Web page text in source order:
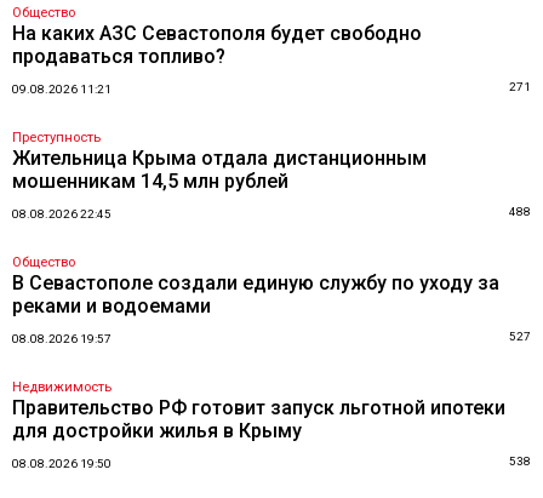
Общество
На каких АЗС Севастополя будет свободно
продаваться топливо?
09.08.2026 11:21 271
Преступность
Жительница Крыма отдала дистанционным
мошенникам 14,5 млн рублей
08.08.2026 22:45 488
Общество
В Севастополе создали единую службу по уходу за
реками и водоемами
08.08.2026 19:57 527
Недвижимость
Правительство РФ готовит запуск льготной ипотеки
для достройки жилья в Крыму
08.08.2026 19:50 538